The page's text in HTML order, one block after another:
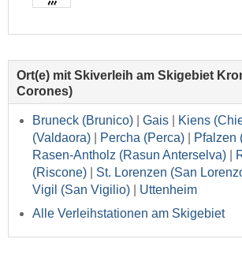
Ort(e) mit Skiverleih am Skigebiet
Corones)
Bruneck (Brunico) Gais Kiens
(Valdaora)
Percha (Perca) Pfalzen
Rasen-Antholz (Rasun Anterselva)
(Riscone)
St. Lorenzen (San
Vigil (San Vigilio)
Uttenheim
Alle Verleihstationen am Skigebiet